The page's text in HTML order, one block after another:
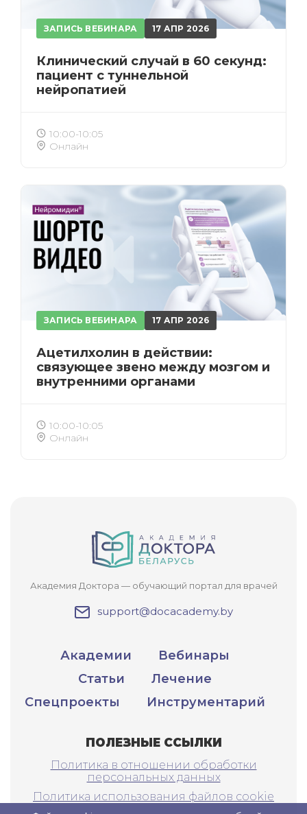
ЗАПИСЬ ВЕБИНАРА 17 АПР 2026
Клинический случай в 60 секунд:
пациент с туннельной
нейропатией
10:00-10:05
Онлайн
ЗАПИСЬ ВЕБИНАРА 17 АПР 2026
Ацетилхолин в действии:
связующее звено между мозгом и
внутренними органами
10:00-10:05
Онлайн
Академия Доктора — обучающий портал для врачей
support@docacademy.by
Академии
Вебинары
Статьи
Лечение
Спецпроекты
Инструментарий
ПОЛЕЗНЫЕ ССЫЛКИ
Политика в отношении обработки
персональных данных
Политика использования файлов cookie